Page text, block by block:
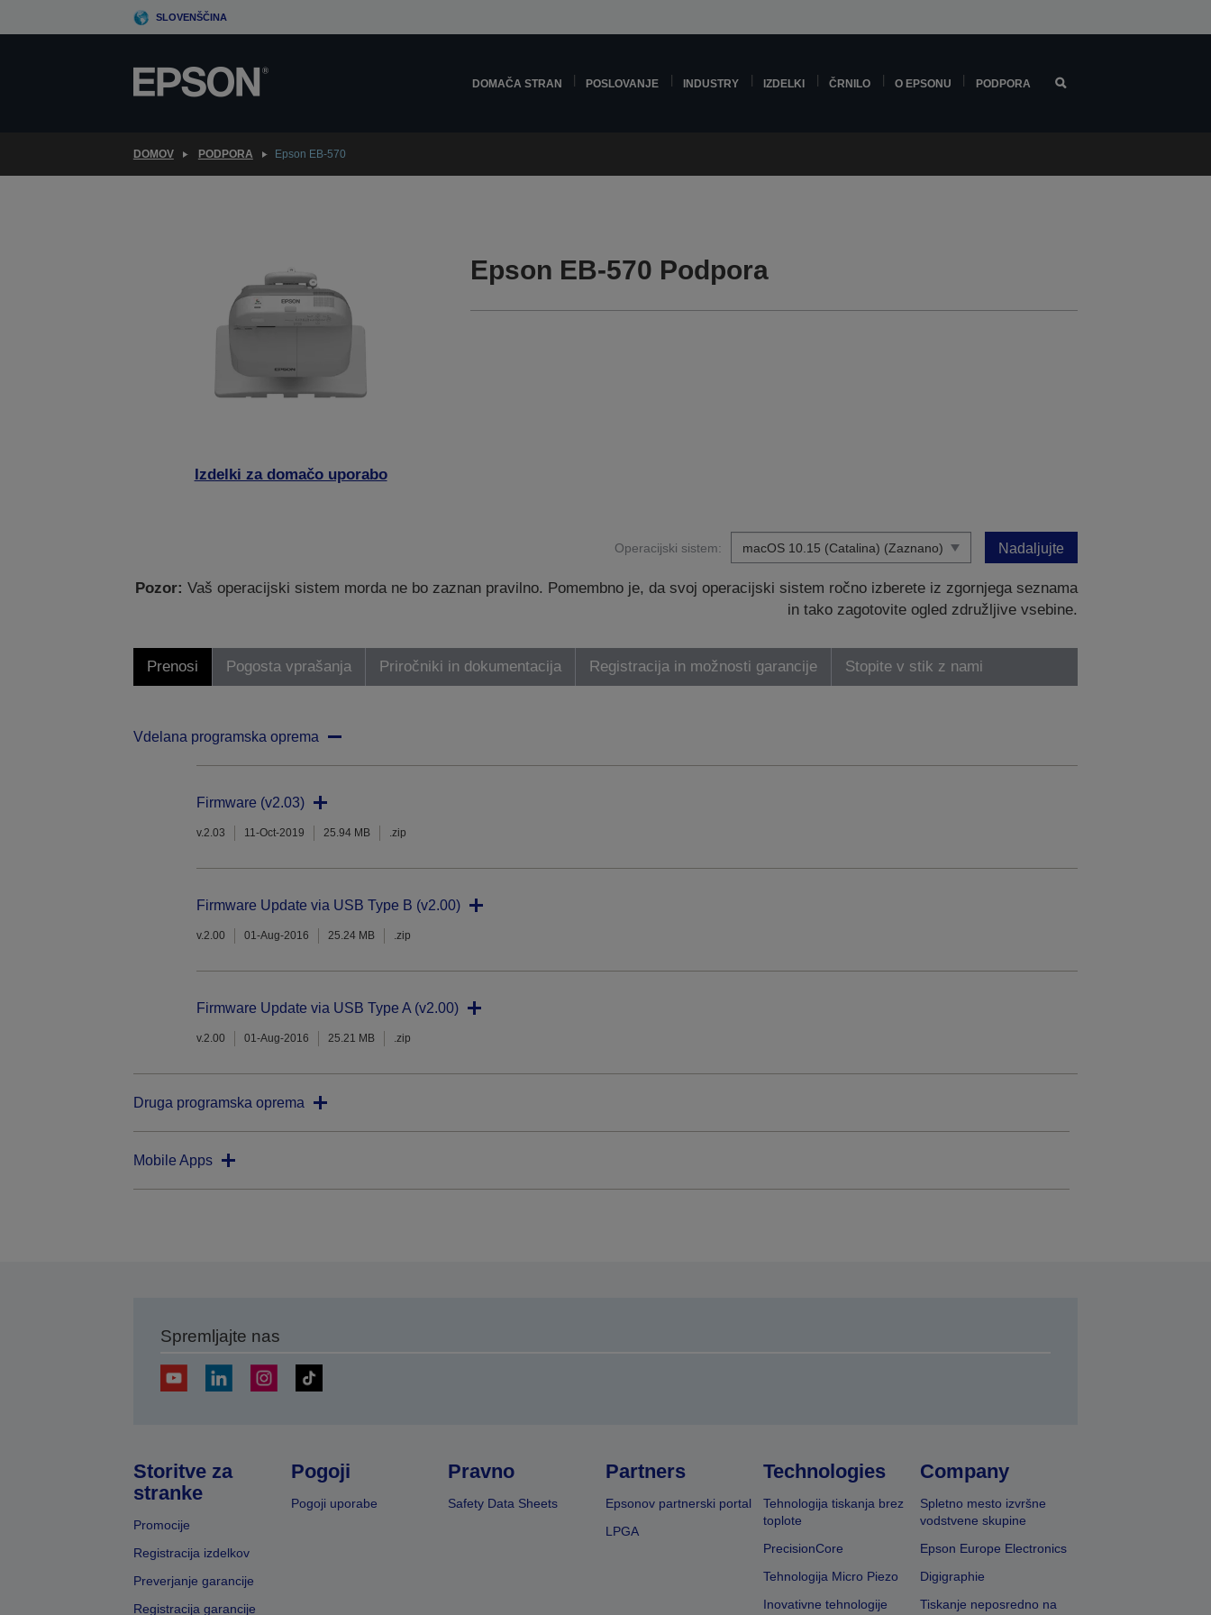
to
SLOVENŠČINA
DOMAČA STRAN POSLOVANJE INDUSTRY IZDELKI ČRNILO O EPSONU PODPORA
DOMOV PODPORA Epson EB-570
Izdelki za domačo uporabo
Epson EB-570 Podpora
Operacijski sistem: Nadaljujte
Pozor: Vaš operacijski sistem morda ne bo zaznan pravilno. Pomembno je, da svoj operacijski sistem ročno izberete iz zgornjega seznama
in tako zagotovite ogled združljive vsebine.
Prenosi Pogosta vprašanja Priročniki in dokumentacija Registracija in možnosti garancije Stopite v stik z nami
Vdelana programska oprema
Firmware (v2.03)
v.2.03 11-Oct-2019 25.94 MB .zip
Firmware Update via USB Type B (v2.00)
v.2.00 01-Aug-2016 25.24 MB .zip
Firmware Update via USB Type A (v2.00)
v.2.00 01-Aug-2016 25.21 MB .zip
Druga programska oprema
Mobile Apps
Spremljajte nas
Storitve za
stranke
Promocije
Registracija izdelkov
Preverjanje garancije
Registracija garancije
Pogoji
Pogoji uporabe
Pravno
Safety Data Sheets
Partners
Epsonov partnerski portal
LPGA
Technologies
Tehnologija tiskanja brez
toplote
PrecisionCore
Tehnologija Micro Piezo
Inovativne tehnologije
Company
Spletno mesto izvršne
vodstvene skupine
Epson Europe Electronics
Digigraphie
Tiskanje neposredno na